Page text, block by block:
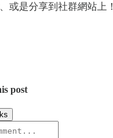
或是分享到社群網站上！
post